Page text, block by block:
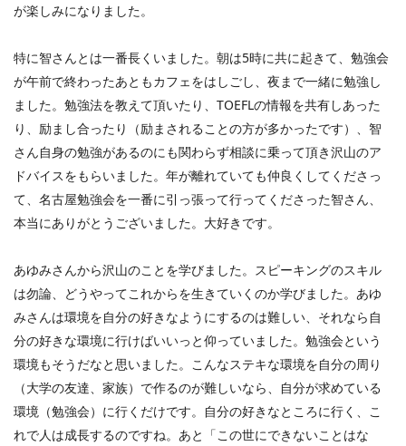
が楽しみになりました。
特に智さんとは一番長くいました。朝は5時に共に起きて、勉強会
が午前で終わったあともカフェをはしごし、夜まで一緒に勉強し
ました。勉強法を教えて頂いたり、 TOEFLの情報を共有しあった
り、励まし合ったり（励まされることの方が多かったです）、智
さん自身の勉強があるのにも関わらず相談に乗って頂き沢山のア
ドバイスをもらいました。年が離れていても仲良くしてくださっ
て、名古屋勉強会を一番に引っ張って行ってくださった智さん、
本当にありがとうございました。大好きです。
あゆみさんから沢山のことを学びました。スピーキングのスキル
は勿論、どうやってこれからを生きていくのか学びました。あゆ
みさんは環境を自分の好きなようにするのは難しい、それなら自
分の好きな環境に行けばいいっと仰っていました。勉強会という
環境もそうだなと思いました。こんなステキな環境を自分の周り
（大学の友達、家族）で作るのが難しいなら、自分が求めている
環境（勉強会）に行くだけです。自分の好きなところに行く、こ
れで人は成長するのですね。あと「この世にできないことはな